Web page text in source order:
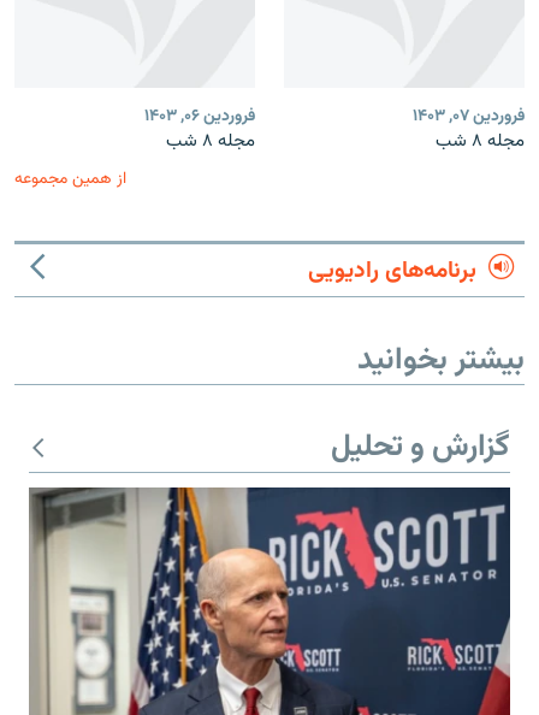
فروردین ۰۷, ۱۴۰۳
مجله ۸ شب
فروردین ۰۶, ۱۴۰۳
مجله ۸ شب
از همین مجموعه
برنامه‌های رادیویی
بیشتر بخوانید
گزارش و تحلیل